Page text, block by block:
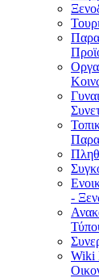
-
Wiki